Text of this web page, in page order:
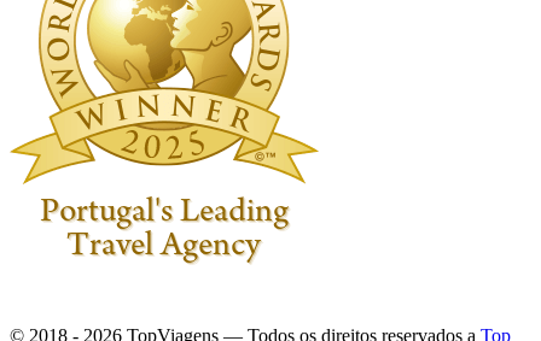
© 2018 - 2026 TopViagens — Todos os direitos reservados a Top